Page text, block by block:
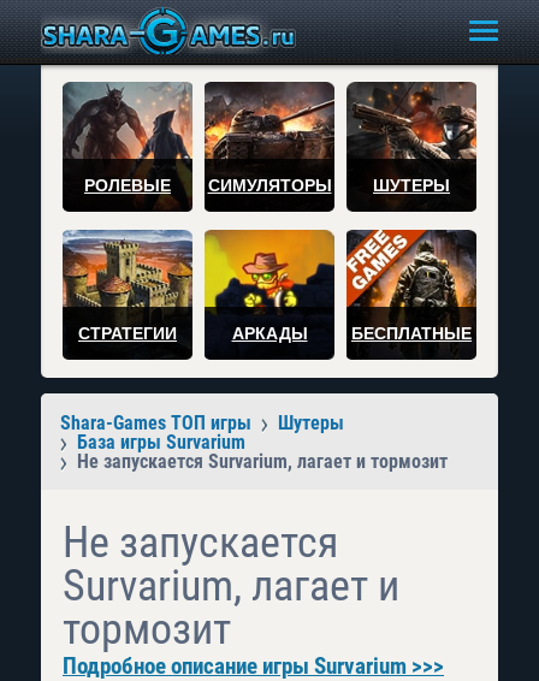
РОЛЕВЫЕ СИМУЛЯТОРЫ ШУТЕРЫ
СТРАТЕГИИ АРКАДЫ БЕСПЛАТНЫЕ
Shara-Games ТОП игры
Шутеры
База игры Survarium
Не запускается Survarium, лагает и тормозит
Не запускается
Survarium, лагает и
тормозит
Подробное описание игры Survarium >>>